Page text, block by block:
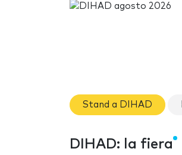
Stand a DIHAD
DIHAD: la fiera